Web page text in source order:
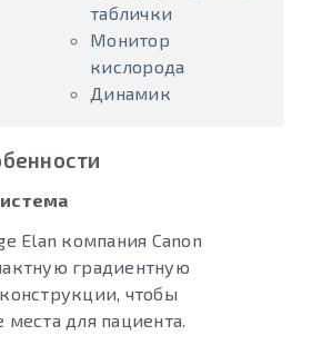
таблички
Монитор
кислорода
Динамик
Elan компания Canon
градиентную
чтобы
для пациента.